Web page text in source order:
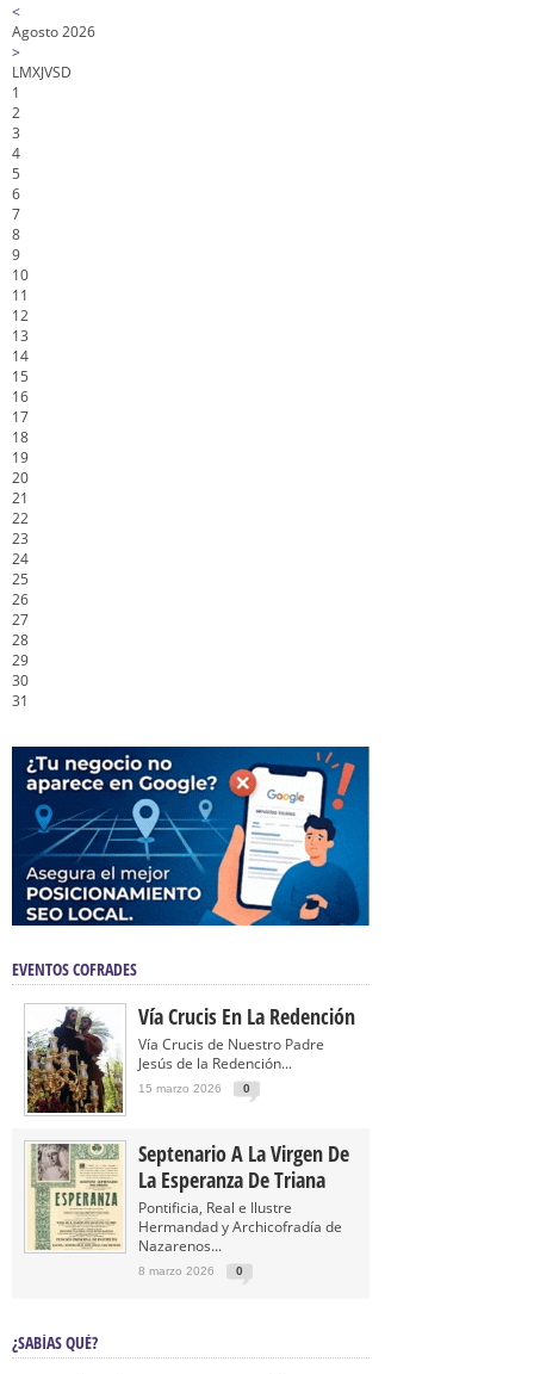
<
Agosto 2026
>
LMXJVSD
1
2
3
4
5
6
7
8
9
10
11
12
13
14
15
16
17
18
19
20
21
22
23
24
25
26
27
28
29
30
31
EVENTOS COFRADES
Vía Crucis En La Redención
Vía Crucis de Nuestro Padre
Jesús de la Redención...
15 marzo 2026 0
Septenario A La Virgen De
La Esperanza De Triana
Pontificia, Real e Ilustre
Hermandad y Archicofradía de
Nazarenos...
8 marzo 2026 0
¿SABÍAS QUÉ?